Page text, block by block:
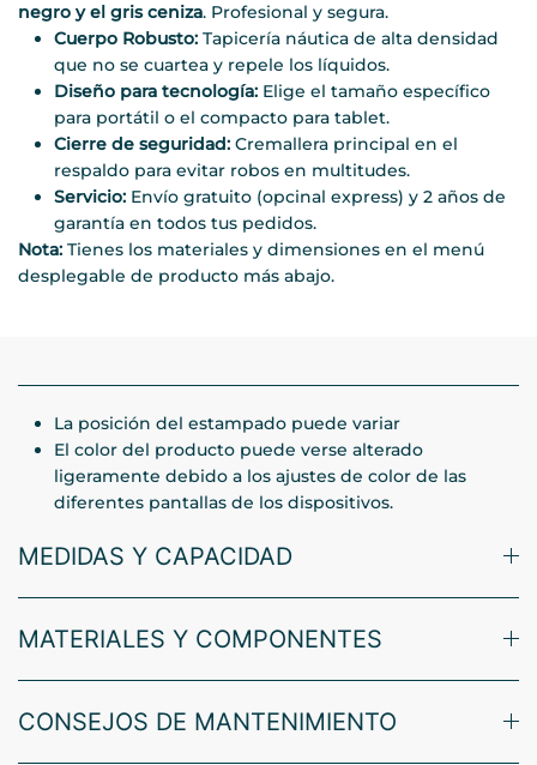
negro y el gris ceniza. Profesional y segura.
Cuerpo Robusto: Tapicería náutica de alta densidad
que no se cuartea y repele los líquidos.
Diseño para tecnología: Elige el tamaño específico
para portátil o el compacto para tablet.
Cierre de seguridad: Cremallera principal en el
respaldo para evitar robos en multitudes.
Servicio: Envío gratuito (opcinal express) y 2 años de
garantía en todos tus pedidos.
Nota: Tienes los materiales y dimensiones en el menú
desplegable de producto más abajo.
La posición del estampado puede variar
El color del producto puede verse alterado
ligeramente debido a los ajustes de color de las
diferentes pantallas de los dispositivos.
MEDIDAS Y CAPACIDAD
MATERIALES Y COMPONENTES
CONSEJOS DE MANTENIMIENTO